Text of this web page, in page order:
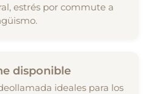
estrés por commute a
disponible
ideales para los